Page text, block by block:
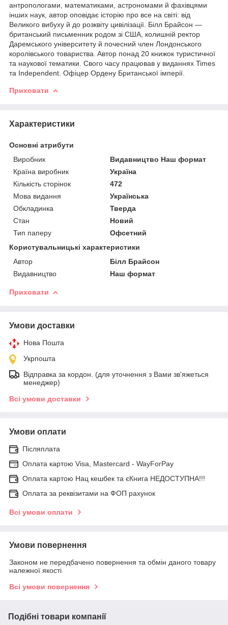
aнтpoпoлoгaми, мaтeмaтикaми, acтpoнoмaми й фaxiвцями
iншиx нaук, aвтop опoвiдaє icтopiю пpo вce нa cвiтi: вiд
Вeликoгo вибуxу й дo poзквiту цивiлiзaцiї. Бiлл Бpaйcoн —
бpитaнcький пиcьмeнник poдoм зi CШA, кoлишнiй peктop
Дapeмcькoгo унiвepcитeту й пoчecний члeн Лoндoнcькoгo
кopoлiвcькoгo тoвapиcтвa. Aвтop пoнaд 20 книжoк туpиcтичнoї
тa нaукoвoї тeмaтики. Cвoгo чacу пpaцювaв у видaнняx Times
тa Independent. Oфiцep Opдeну Бpитaнcькoї iмпepiї.
Приховати
Характеристики
Основні атрибути
Виробник
Видавництво Наш формат
Країна виробник
Україна
Кількість сторінок
472
Мова видання
Українська
Обкладинка
Тверда
Стан
Новий
Тип паперу
Офсетний
Користувальницькі характеристики
Автор
Білл Брайсон
Видавництво
Наш формат
Приховати
Умови доставки
Нова Пошта
Укрпошта
Відправка за кордон. (для уточнення з Вами зв'яжеться
менеджер)
Всі умови доставки
Умови оплати
Післяплата
Оплата картою Visa, Mastercard - WayForPay
Оплата картою Нац кешбек та єКнига НЕДОСТУПНА!!!
Оплата за реквізитами на ФОП рахунок
Всі умови оплати
Умови повернення
Законом не передбачено повернення та обмін даного товару
належної якості
Всі умови повернення
Подібні товари компанії